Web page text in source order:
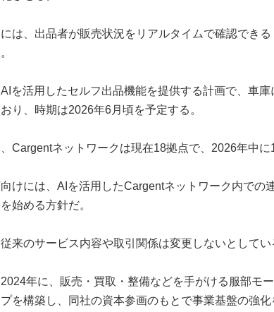
は、出品者が販売状況をリアルタイムで確認でき
AIを活用したセルフ出品機能を提供する計画で、車
り、時期は2026年6月頃を予定する。
Cargentネットワークは現在18拠点で、2026年中に
けには、AIを活用したCargentネットワーク内での
始める方針だ。
来のサービス内容や取引関係は変更しないとしてい
年に、販売・買取・整備などを手がける服部モ
を構築し、同社の資本参画のもとで事業基盤の強